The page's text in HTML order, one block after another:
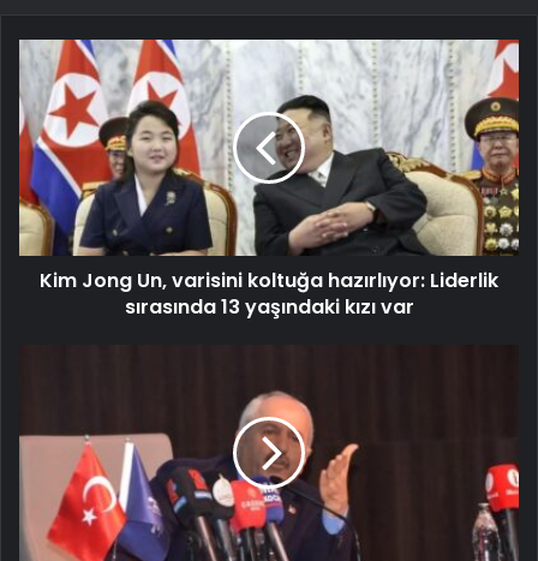
Kim Jong Un, varisini koltuğa hazırlıyor: Liderlik
sırasında 13 yaşındaki kızı var